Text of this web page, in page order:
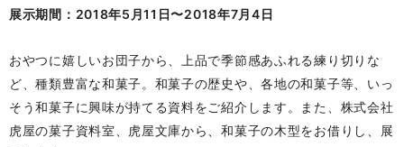
展示期間：2018年5月11日〜2018年7月4日
おやつに嬉しいお団子から、上品で季節感あふれる練り切りな
ど、種類豊富な和菓子。和菓子の歴史や、各地の和菓子等、いっ
そう和菓子に興味が持てる資料をご紹介します。また、株式会社
虎屋の菓子資料室、虎屋文庫から、和菓子の木型をお借りし、展